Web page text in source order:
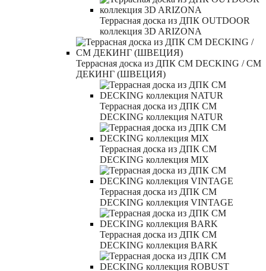
Террасная доска из ДПК OUTDOOR
коллекция 3D ARIZONA
Террасная доска из ДПК CM DECKING / СМ
ДЕКИНГ (ШВЕЦИЯ)
Террасная доска из ДПК CM
DECKING коллекция NATUR
Террасная доска из ДПК CM
DECKING коллекция MIX
Террасная доска из ДПК CM
DECKING коллекция VINTAGE
Террасная доска из ДПК CM
DECKING коллекция BARK